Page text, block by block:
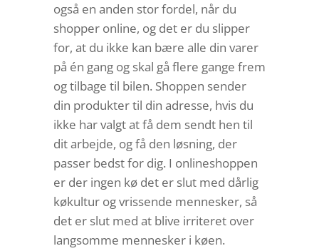
også en anden stor fordel, når du
shopper online, og det er du slipper
for, at du ikke kan bære alle din varer
på én gang og skal gå flere gange frem
og tilbage til bilen. Shoppen sender
din produkter til din adresse, hvis du
ikke har valgt at få dem sendt hen til
dit arbejde, og få den løsning, der
passer bedst for dig. I onlineshoppen
er der ingen kø det er slut med dårlig
køkultur og vrissende mennesker, så
det er slut med at blive irriteret over
langsomme mennesker i køen.